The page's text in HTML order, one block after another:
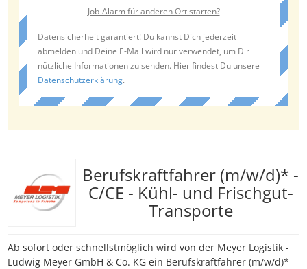
Job-Alarm für anderen Ort starten?
Datensicherheit garantiert! Du kannst Dich jederzeit
abmelden und Deine E-Mail wird nur verwendet, um Dir
nützliche Informationen zu senden. Hier findest Du unsere
Datenschutzerklärung.
Berufskraftfahrer (m/w/d)* -
C/CE - Kühl- und Frischgut-
Transporte
Ab sofort oder schnellstmöglich wird von der Meyer Logistik -
Ludwig Meyer GmbH & Co. KG ein Berufskraftfahrer (m/w/d)*